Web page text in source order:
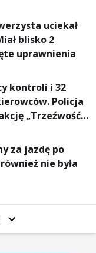
lepszy
czystsze
uciekał
blisko 2
uprawnienia
kontroli i 32
Policja
„Trzeźwość”
za jazdę po
nie była